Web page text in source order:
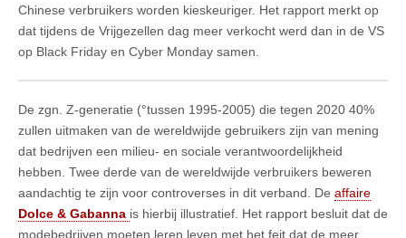
Chinese verbruikers worden kieskeuriger. Het rapport merkt op
dat tijdens de Vrijgezellen dag meer verkocht werd dan in de VS
op Black Friday en Cyber Monday samen.
De zgn. Z-generatie (°tussen 1995-2005) die tegen 2020 40%
zullen uitmaken van de wereldwijde gebruikers zijn van mening
dat bedrijven een milieu- en sociale verantwoordelijkheid
hebben. Twee derde van de wereldwijde verbruikers beweren
aandachtig te zijn voor controverses in dit verband. De affaire
Dolce & Gabanna is hierbij illustratief. Het rapport besluit dat de
modebedrijven moeten leren leven met het feit dat de meer